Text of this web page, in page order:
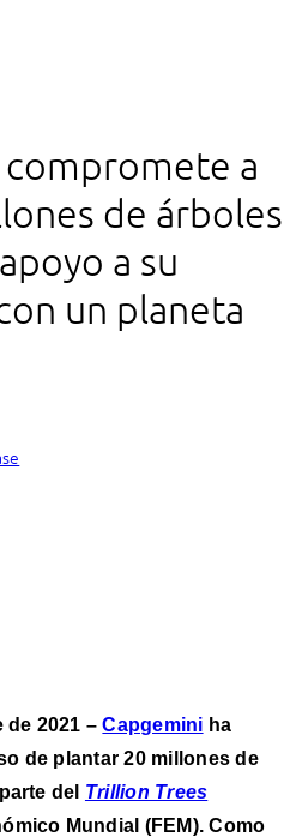
a
de árboles
a su
un planeta
de 2021 –Capgemini ha
de plantar 20 millones de
del Trillion Trees
Mundial (FEM). Como